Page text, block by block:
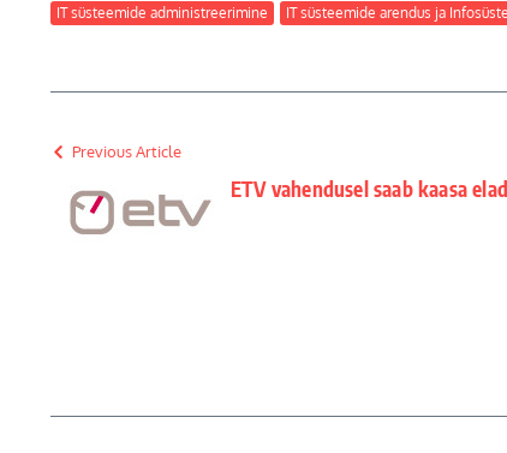
IT süsteemide administreerimine
IT süsteemide arendus ja
Previous Article
ETV vahendusel saab kaasa